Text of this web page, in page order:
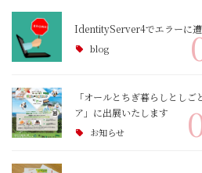
IdentityServer4でエラーに
blog
「オールとちぎ暮らしとしご
ア」に出展いたします
お知らせ